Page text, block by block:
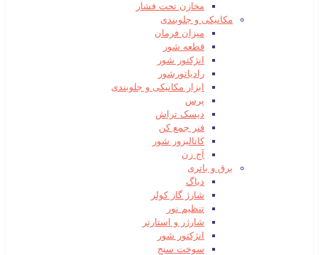
مخازن تحت فشار
مکانیکی و جلوبندی
میزان فرمان
قطعه شور
انژکتور شور
رادیاتورشور
ابزار مکانیکی و جلوبندی
پرس
دیسک تراش
فنر جمع کن
کاتالیزور شور
آج زن
برق و باتری
دیاگ
شارژ گاز کولر
تنظیم نور
شارژر و استارتر
انژکتور شور
سوخت سنج